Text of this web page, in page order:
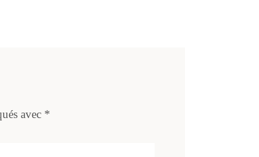
avec *